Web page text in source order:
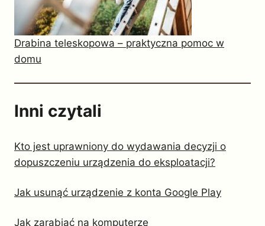
Drabina teleskopowa – praktyczna pomoc w
domu
Inni czytali
Kto jest uprawniony do wydawania decyzji o
dopuszczeniu urządzenia do eksploatacji?
Jak usunąć urządzenie z konta Google Play
Jak zarabiać na komputerze